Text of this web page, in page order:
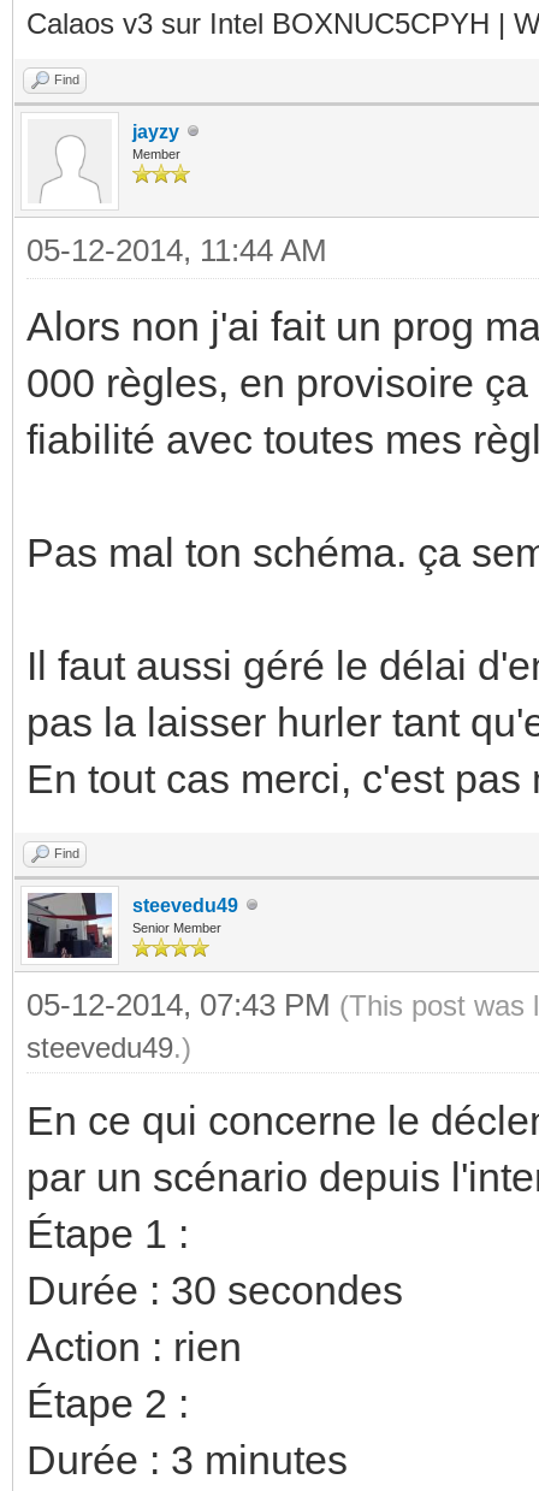
Calaos v3 sur Intel BOXNUC5CPYH |
Find
jayzy
Member
05-12-2014, 11:44 AM
Alors non j'ai fait un prog
000 règles, en provisoire
fiabilité avec toutes mes
Pas mal ton schéma. ça
Il faut aussi géré le délai
pas la laisser hurler tant
En tout cas merci, c'est pas
Find
steevedu49
Senior Member
05-12-2014, 07:43 PM (This post was
steevedu49.)
En ce qui concerne le
par un scénario depuis
Étape 1 :
Durée : 30 secondes
Action : rien
Étape 2 :
Durée : 3 minutes